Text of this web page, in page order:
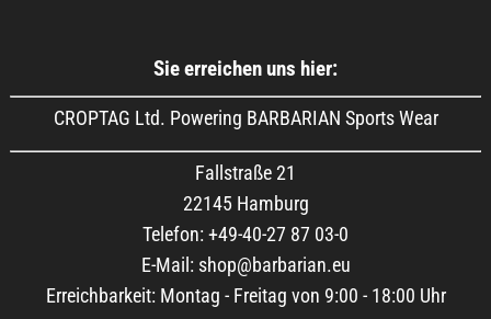
Sie erreichen uns hier:
CROPTAG Ltd. Powering BARBARIAN Sports Wear
Fallstraße 21
22145 Hamburg
Telefon: +49-40-27 87 03-0
E-Mail: shop@barbarian.eu
Erreichbarkeit: Montag - Freitag von 9:00 - 18:00 Uhr